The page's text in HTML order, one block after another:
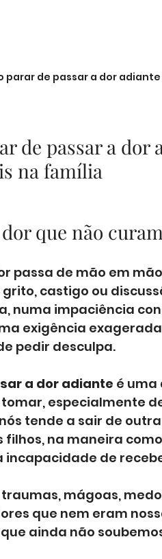
parar de passar a dor
de passar a dor
na família
que não
passa de mão em
castigo ou
numa impaciência
exigência
pedir desculpa.
a dor adiante é uma
especialmente
tende a sair de
filhos, na maneira
incapacidade de
mágoas,
que nem eram
ainda não